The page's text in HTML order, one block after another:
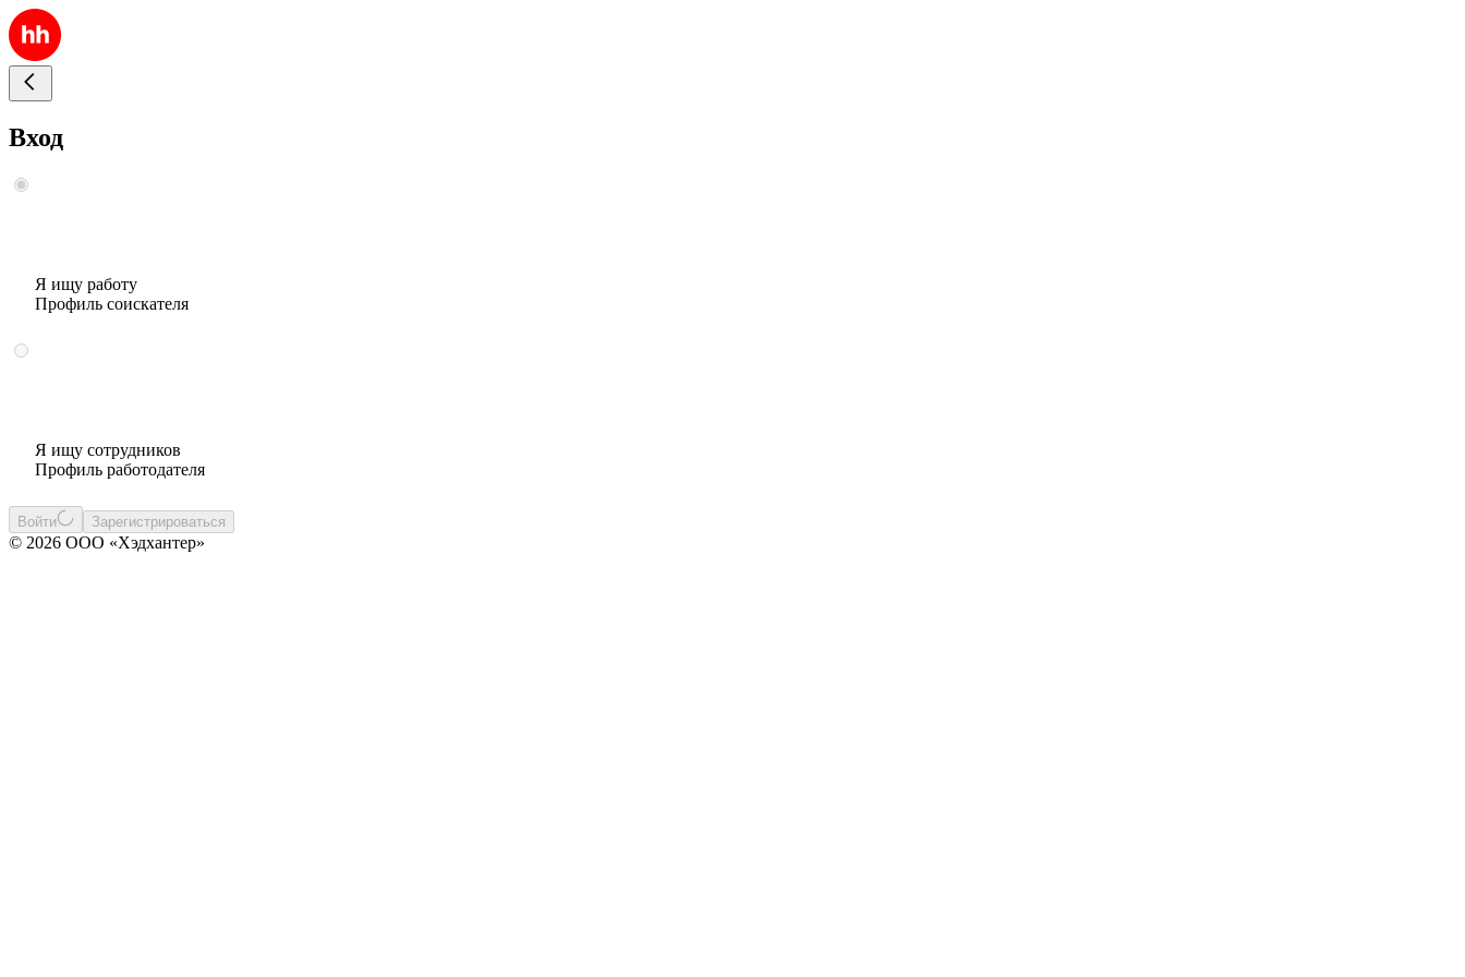
Вход
Я ищу работу
Профиль соискателя
Я ищу сотрудников
Профиль работодателя
Войти Зарегистрироваться
© 2026 ООО «Хэдхантер»